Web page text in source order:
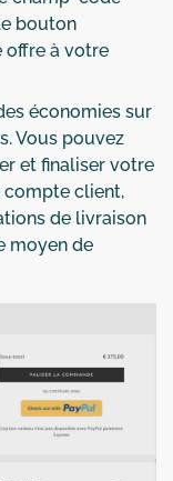
bouton
offre à votre
économies sur
Vous pouvez
et finaliser votre
compte client,
de livraison
moyen de